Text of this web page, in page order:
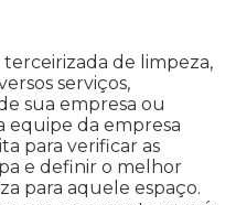
de limpeza,
serviços,
sua empresa ou
equipe da empresa
para verificar as
e definir o melhor
para aquele espaço.